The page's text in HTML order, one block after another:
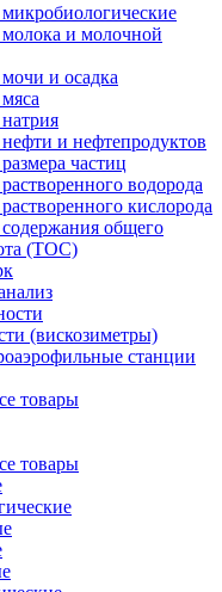
и молочной
и осадка
и нефтепродуктов
частиц
водорода
кислорода
общего
(ТОС)
(вискозиметры)
станции
товары
товары